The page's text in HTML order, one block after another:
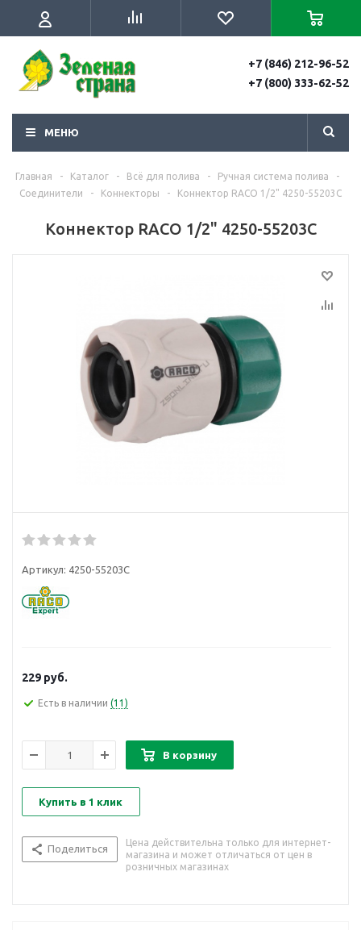
+7 (846) 212-96-52
+7 (800) 333-62-52
МЕНЮ
Главная - Каталог - Всё для полива - Ручная система полива
-
Соединители
- Коннекторы - Коннектор RACO 1/2" 4250-55203C
Коннектор RACO 1/2" 4250-55203C
Артикул: 4250-55203C
229 руб.
Есть в наличии (11)
В корзину
Купить в 1 клик
Поделиться
Цена действительна только для интернет-
магазина и может отличаться от цен в
розничных магазинах